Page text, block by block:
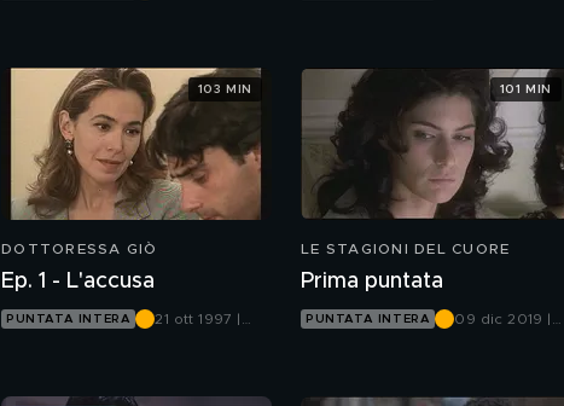
DOTTORESSA GIÒ
Ep. 1 - L'accusa
PUNTATA INTERA
21 ott 1997 |
103 MIN
LE STAGIONI DEL CUORE
Prima puntata
PUNTATA INTERA
09 dic 2019 |
101 MIN